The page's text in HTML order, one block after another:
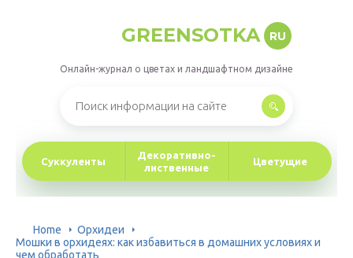
GREENSOTKA RU
Онлайн-журнал о цветах и ландшафтном дизайне
Суккуленты
Декоративно-
лиственные
Цветущие
Home
Орхидеи
Мошки в орхидеях: как избавиться в домашних условиях и
чем обработать